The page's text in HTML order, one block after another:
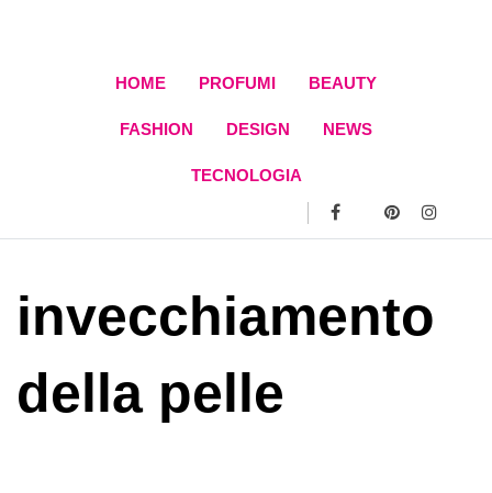
HOME PROFUMI BEAUTY
FASHION DESIGN NEWS
TECNOLOGIA
invecchiamento
della pelle